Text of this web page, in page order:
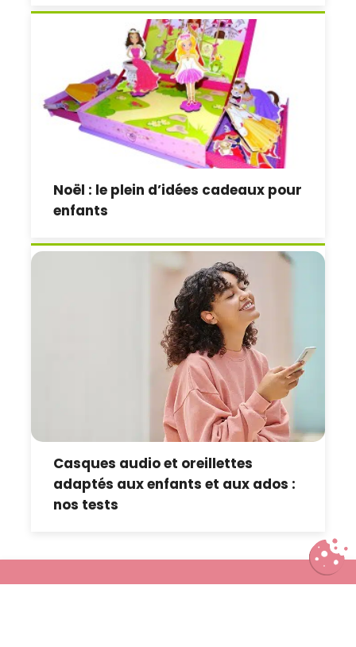
Noël : le plein d’idées cadeaux pour
enfants
Casques audio et oreillettes
adaptés aux enfants et aux ados :
nos tests